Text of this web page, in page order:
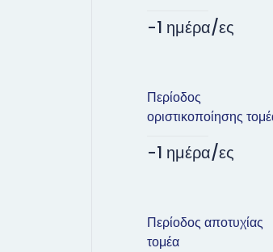
-1 ημέρα/ες
Περίοδος
οριστικοποίησης
-1 ημέρα/ες
Περίοδος αποτυχίας
τομέα